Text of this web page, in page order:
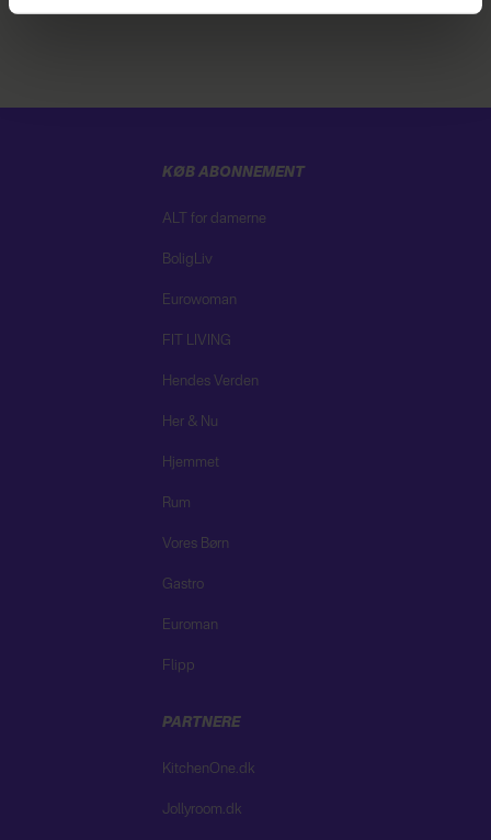
linket i vores cookiepolitik. Du kan læse mere om vores
KØB ABONNEMENT
ALT for damerne
BoligLiv
Eurowoman
FIT LIVING
Hendes Verden
Her & Nu
Hjemmet
Rum
Vores Børn
Gastro
Euroman
Flipp
PARTNERE
KitchenOne.dk
Jollyroom.dk